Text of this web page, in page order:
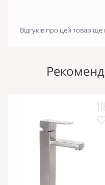
Відгуків про цей товар